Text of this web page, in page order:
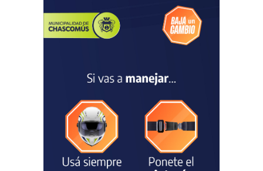
presentó el cronograma de
actividades por el Día de la
Tradición
05/08/2026
fue recibido por Javier
convocatoria a la Selección
Argentina Juvenil de
DEPORTES